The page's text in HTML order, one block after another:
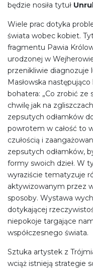
będzie nosiła tytuł
Wiele prac dotyka
świata wobec kobiet.
fragmentu Pawia
urodzonej w
przenikliwie diagnozuje
Masłowska
bohatera: „Co zrobić ze
chwilę jak na
zepsutych odłamków
powrotem w całość to
czułością i
zepsutych odłamków,
formy swoich dzieł. W
wyraziście tematyzuje
aktywizowanym przez
sposoby. Wystawa
dotykającej
niepokoje targające
współczesnego świata.
Sztuka artystek z
wciąż istnieją strategie